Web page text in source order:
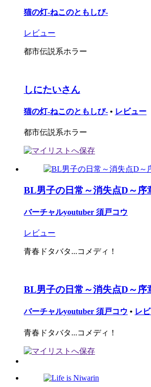
猫の灯-ねこのともしび-
レビュー
都市伝説系ホラー
しにたいさん
猫の灯-ねこのともしび- • レビュー
都市伝説系ホラー
BL男子の日常～消失点D～序
バーチャルyoutuber 須戸コウ
レビュー
青春ドタバタ...コメディ！
BL男子の日常～消失点D～序
バーチャルyoutuber 須戸コウ • レ
青春ドタバタ...コメディ！